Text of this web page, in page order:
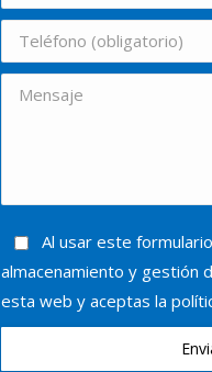
Al usar este
almacenamiento y gestión
esta web y aceptas la